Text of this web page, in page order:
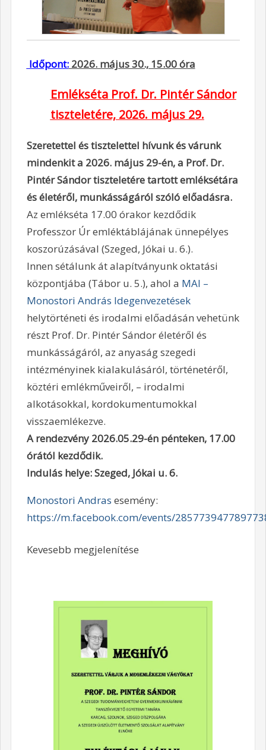
Időpont:2026. május 30., 15.00 óra
Emlékséta Prof. Dr. Pintér Sándor
tiszteletére, 2026. május 29.
Szeretettel és tisztelettel hívunk és várunk
mindenkit a 2026. május 29-én, a Prof. Dr.
Pintér Sándor tiszteletére tartott emléksétára
és életéről, munkásságáról szóló előadásra.
Az emlékséta 17.00 órakor kezdődik
Professzor Úr emléktáblájának ünnepélyes
koszorúzásával (Szeged, Jókai u. 6.).
Innen sétálunk át alapítványunk oktatási
központjába (Tábor u. 5.), ahol a MAI –
Monostori András Idegenvezetések
helytörténeti és irodalmi előadásán vehetünk
részt Prof. Dr. Pintér Sándor életéről és
munkásságáról, az anyaság szegedi
intézményinek kialakulásáról, történetéről,
köztéri emlékműveiről, – irodalmi
alkotásokkal, kordokumentumokkal
visszaemlékezve.
A rendezvény 2026.05.29-én pénteken, 17.00
órától kezdődik.
Indulás helye: Szeged, Jókai u. 6.
Monostori Andras esemény:
https://m.facebook.com/events/
Kevesebb megjelenítése